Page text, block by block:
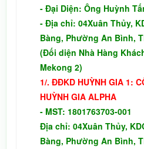
- Đại Diện: Ông Huỳnh
- Địa chỉ: 04Xuân Thủy,
Bàng, Phường An Bình,
(Đối diện Nhà Hàng
Mekong 2)
1/. ĐĐKD HUỲNH GIA 1:
HUỲNH GIA ALPHA
- MST: 1801763703-001
Địa chỉ: 04Xuân Thủy,
Bàng, Phường An Bình,